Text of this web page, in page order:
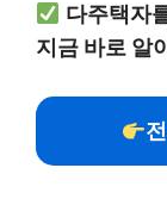
다주택자
지금 바로 알